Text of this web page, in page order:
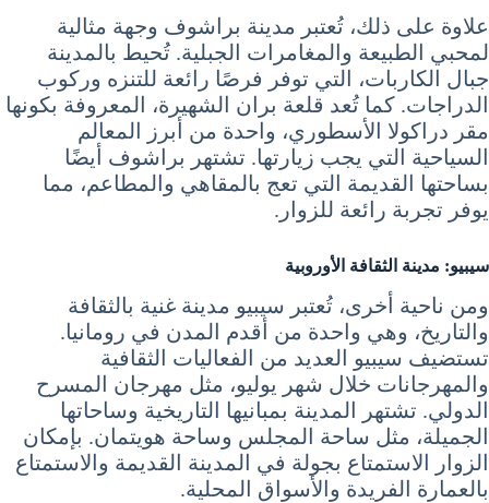
علاوة على ذلك، تُعتبر مدينة براشوف وجهة مثالية
لمحبي الطبيعة والمغامرات الجبلية. تُحيط بالمدينة
جبال الكاربات، التي توفر فرصًا رائعة للتنزه وركوب
الدراجات. كما تُعد قلعة بران الشهيرة، المعروفة بكونها
مقر دراكولا الأسطوري، واحدة من أبرز المعالم
السياحية التي يجب زيارتها. تشتهر براشوف أيضًا
بساحتها القديمة التي تعج بالمقاهي والمطاعم، مما
يوفر تجربة رائعة للزوار.
سيبيو: مدينة الثقافة الأوروبية
ومن ناحية أخرى، تُعتبر سيبيو مدينة غنية بالثقافة
والتاريخ، وهي واحدة من أقدم المدن في رومانيا.
تستضيف سيبيو العديد من الفعاليات الثقافية
والمهرجانات خلال شهر يوليو، مثل مهرجان المسرح
الدولي. تشتهر المدينة بمبانيها التاريخية وساحاتها
الجميلة، مثل ساحة المجلس وساحة هويتمان. بإمكان
الزوار الاستمتاع بجولة في المدينة القديمة والاستمتاع
بالعمارة الفريدة والأسواق المحلية.